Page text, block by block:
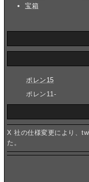
宝箱
ポレン15
ポレン11-
X 社の仕様変更により、
た。